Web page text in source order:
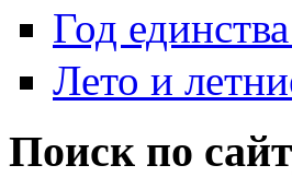
Год
Лето и
Поиск по